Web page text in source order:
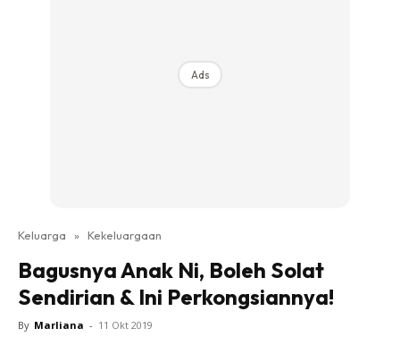
Ads
Keluarga » Kekeluargaan
Bagusnya Anak Ni, Boleh Solat
Sendirian & Ini Perkongsiannya!
By Marliana - 11 Okt 2019